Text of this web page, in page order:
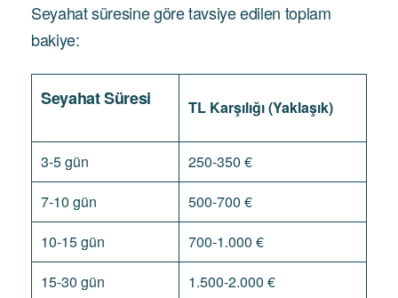
Seyahat süresine göre tavsiye edilen toplam
bakiye:
Seyahat Süresi TL Karşılığı (Yaklaşık)
3-5 gün
250-350 €
7-10 gün
500-700 €
10-15 gün
700-1.000 €
15-30 gün
1.500-2.000 €